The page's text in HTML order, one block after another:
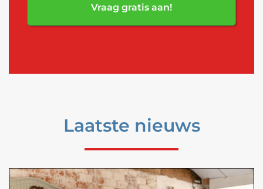
Vraag gratis aan!
Laatste nieuws